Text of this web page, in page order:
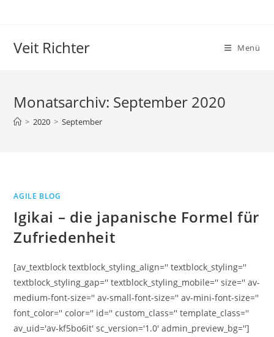
Veit Richter Menü
Monatsarchiv: September 2020
> 2020 > September
AGILE BLOG
Igikai – die japanische Formel für
Zufriedenheit
[av_textblock textblock_styling_align='' textblock_styling=''
textblock_styling_gap='' textblock_styling_mobile='' size='' av-
medium-font-size='' av-small-font-size='' av-mini-font-size=''
font_color='' color='' id='' custom_class='' template_class=''
av_uid='av-kf5bo6it' sc_version='1.0' admin_preview_bg='']